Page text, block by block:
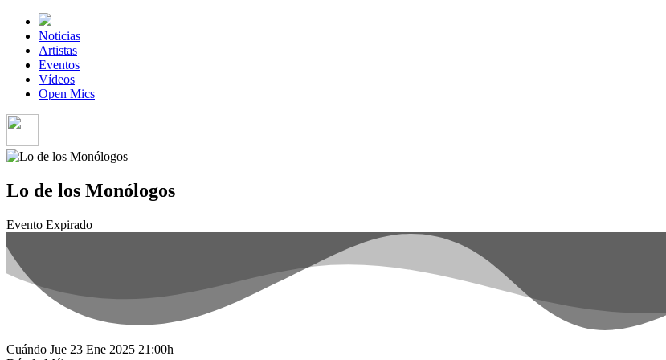
Noticias
Artistas
Eventos
Vídeos
Open Mics
Lo de los Monólogos
Evento Expirado
Cuándo Jue 23 Ene 2025 21:00h